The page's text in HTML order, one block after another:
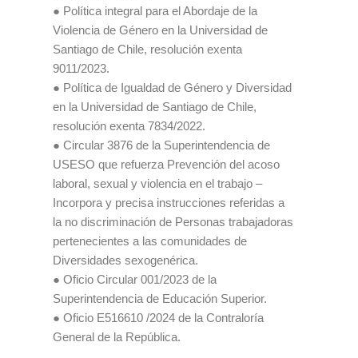
● Política integral para el Abordaje de la
Violencia de Género en la Universidad de
Santiago de Chile, resolución exenta
9011/2023.
● Política de Igualdad de Género y Diversidad
en la Universidad de Santiago de Chile,
resolución exenta 7834/2022.
● Circular 3876 de la Superintendencia de
USESO que refuerza Prevención del acoso
laboral, sexual y violencia en el trabajo –
Incorpora y precisa instrucciones referidas a
la no discriminación de Personas trabajadoras
pertenecientes a las comunidades de
Diversidades sexogenérica.
● Oficio Circular 001/2023 de la
Superintendencia de Educación Superior.
● Oficio E516610 /2024 de la Contraloría
General de la República.